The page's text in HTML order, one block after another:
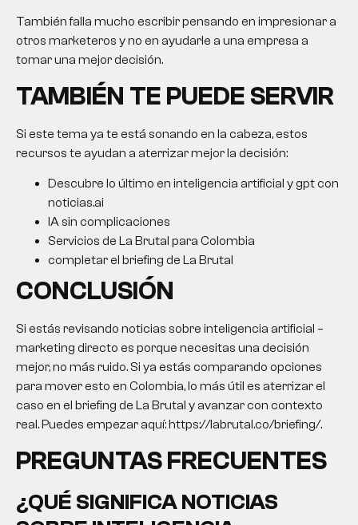
También falla mucho escribir pensando en impresionar a
otros marketeros y no en ayudarle a una empresa a
tomar una mejor decisión.
TAMBIÉN TE PUEDE SERVIR
Si este tema ya te está sonando en la cabeza, estos
recursos te ayudan a aterrizar mejor la decisión:
Descubre lo último en inteligencia artificial y gpt con
noticias.ai
IA sin complicaciones
Servicios de La Brutal para Colombia
completar el briefing de La Brutal
CONCLUSIÓN
Si estás revisando noticias sobre inteligencia artificial –
marketing directo es porque necesitas una decisión
mejor, no más ruido. Si ya estás comparando opciones
para mover esto en Colombia, lo más útil es aterrizar el
caso en el briefing de La Brutal y avanzar con contexto
real. Puedes empezar aquí: https://labrutal.co/briefing/.
PREGUNTAS FRECUENTES
¿QUÉ SIGNIFICA NOTICIAS